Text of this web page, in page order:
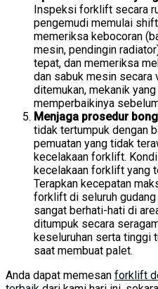
Inspeksi forklift secara
pengemudi memulai
memeriksa kebocoran
mesin, pendingin
tepat, dan memeriksa
dan sabuk mesin secara
ditemukan, mekanik
memperbaikinya
Menjaga prosedur
tidak tertumpuk dengan
pemuatan yang tidak
kecelakaan forklift.
kecelakaan forklift yang
Terapkan kecepatan
forklift di seluruh
sangat berhati-hati di
ditumpuk secara
keseluruhan serta tinggi
saat membuat palet.
Anda dapat memesan forklift